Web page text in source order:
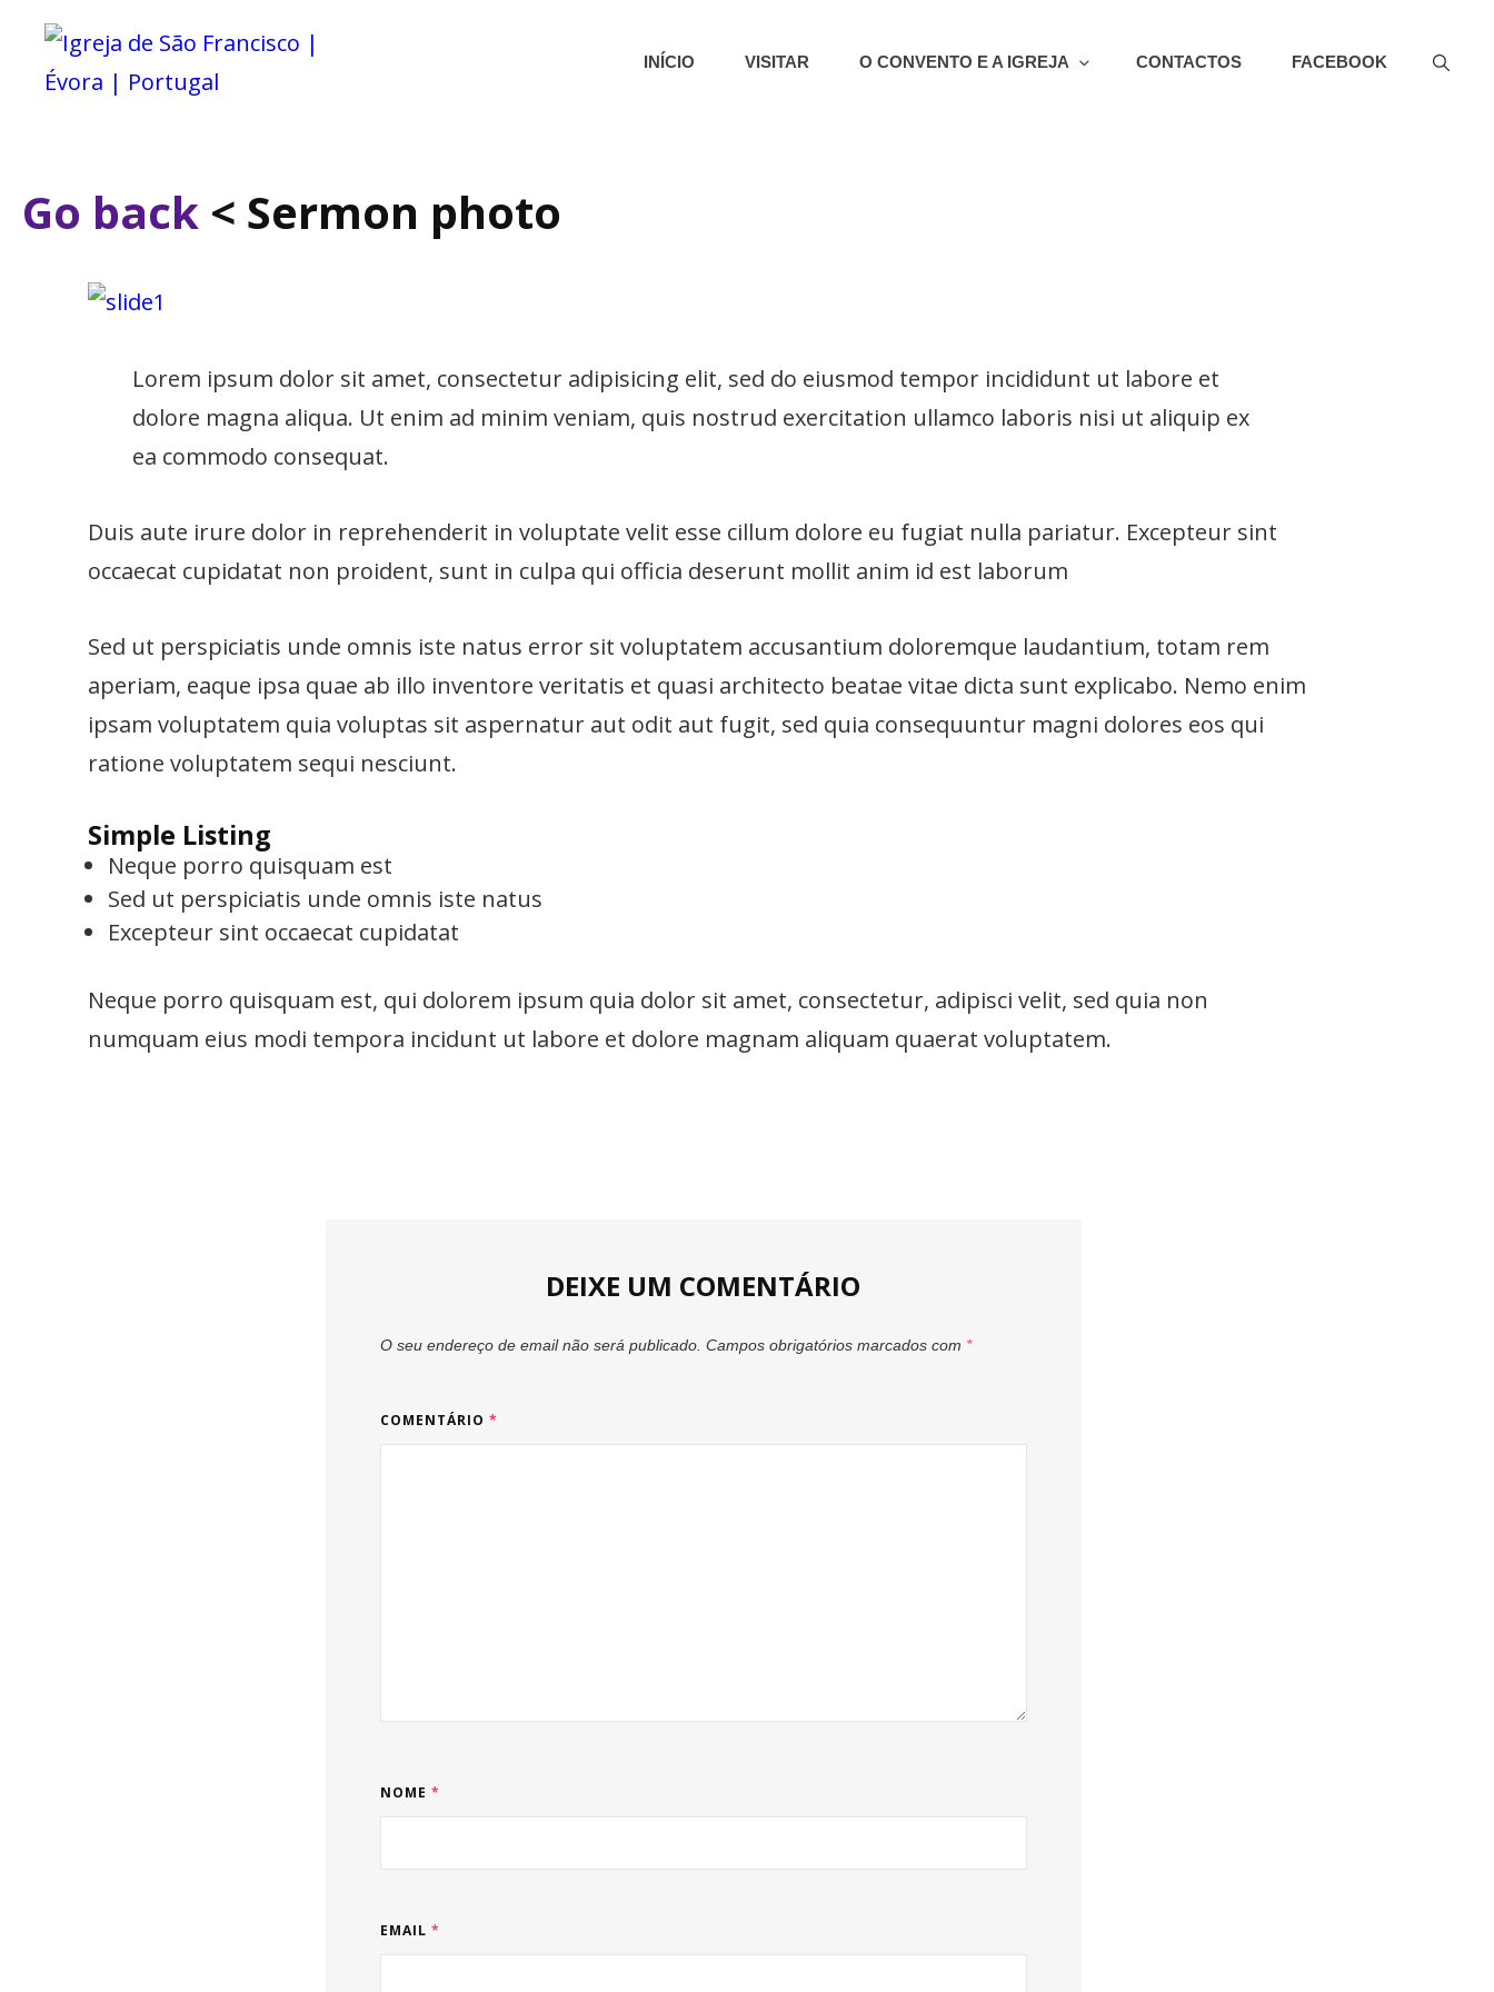
Igreja De São Francisco – Capela Dos Ossos | Núcleo Museológico | Colecção De Presépios
INÍCIO VISITAR O CONVENTO E A IGREJA CONTACTOS FACEBOOK
Go back < Sermon photo
Lorem ipsum dolor sit amet, consectetur adipisicing elit, sed do eiusmod tempor incididunt ut labore et
dolore magna aliqua. Ut enim ad minim veniam, quis nostrud exercitation ullamco laboris nisi ut aliquip ex
ea commodo consequat.
Duis aute irure dolor in reprehenderit in voluptate velit esse cillum dolore eu fugiat nulla pariatur. Excepteur sint
occaecat cupidatat non proident, sunt in culpa qui officia deserunt mollit anim id est laborum
Sed ut perspiciatis unde omnis iste natus error sit voluptatem accusantium doloremque laudantium, totam rem
aperiam, eaque ipsa quae ab illo inventore veritatis et quasi architecto beatae vitae dicta sunt explicabo. Nemo enim
ipsam voluptatem quia voluptas sit aspernatur aut odit aut fugit, sed quia consequuntur magni dolores eos qui
ratione voluptatem sequi nesciunt.
Simple Listing
Neque porro quisquam est
Sed ut perspiciatis unde omnis iste natus
Excepteur sint occaecat cupidatat
Neque porro quisquam est, qui dolorem ipsum quia dolor sit amet, consectetur, adipisci velit, sed quia non
numquam eius modi tempora incidunt ut labore et dolore magnam aliquam quaerat voluptatem.
DEIXE UM COMENTÁRIO
O seu endereço de email não será publicado. Campos obrigatórios marcados com *
COMENTÁRIO *
NOME *
EMAIL *